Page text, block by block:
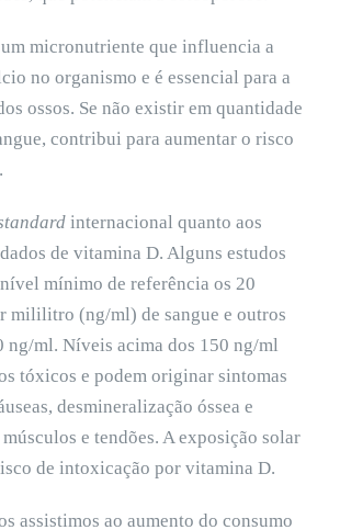
micronutriente que influencia a
no organismo e é essencial para a
ossos. Se não existir em quantidade
contribui para aumentar o risco
internacional quanto aos
de vitamina D. Alguns estudos
mínimo de referência os 20
mililitro (ng/ml) de sangue e outros
ng/ml. Níveis acima dos 150 ng/ml
tóxicos e podem originar sintomas
desmineralização óssea e
e tendões. A exposição solar
de intoxicação por vitamina D.
assistimos ao aumento do consumo